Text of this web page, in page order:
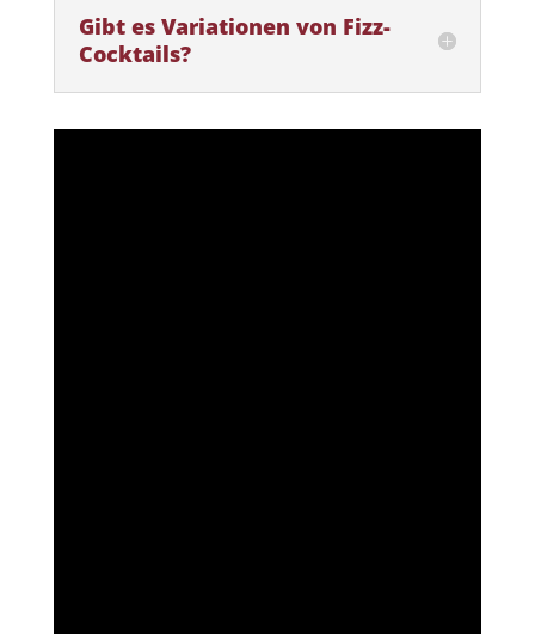
Gibt es Variationen von Fizz-
Cocktails?